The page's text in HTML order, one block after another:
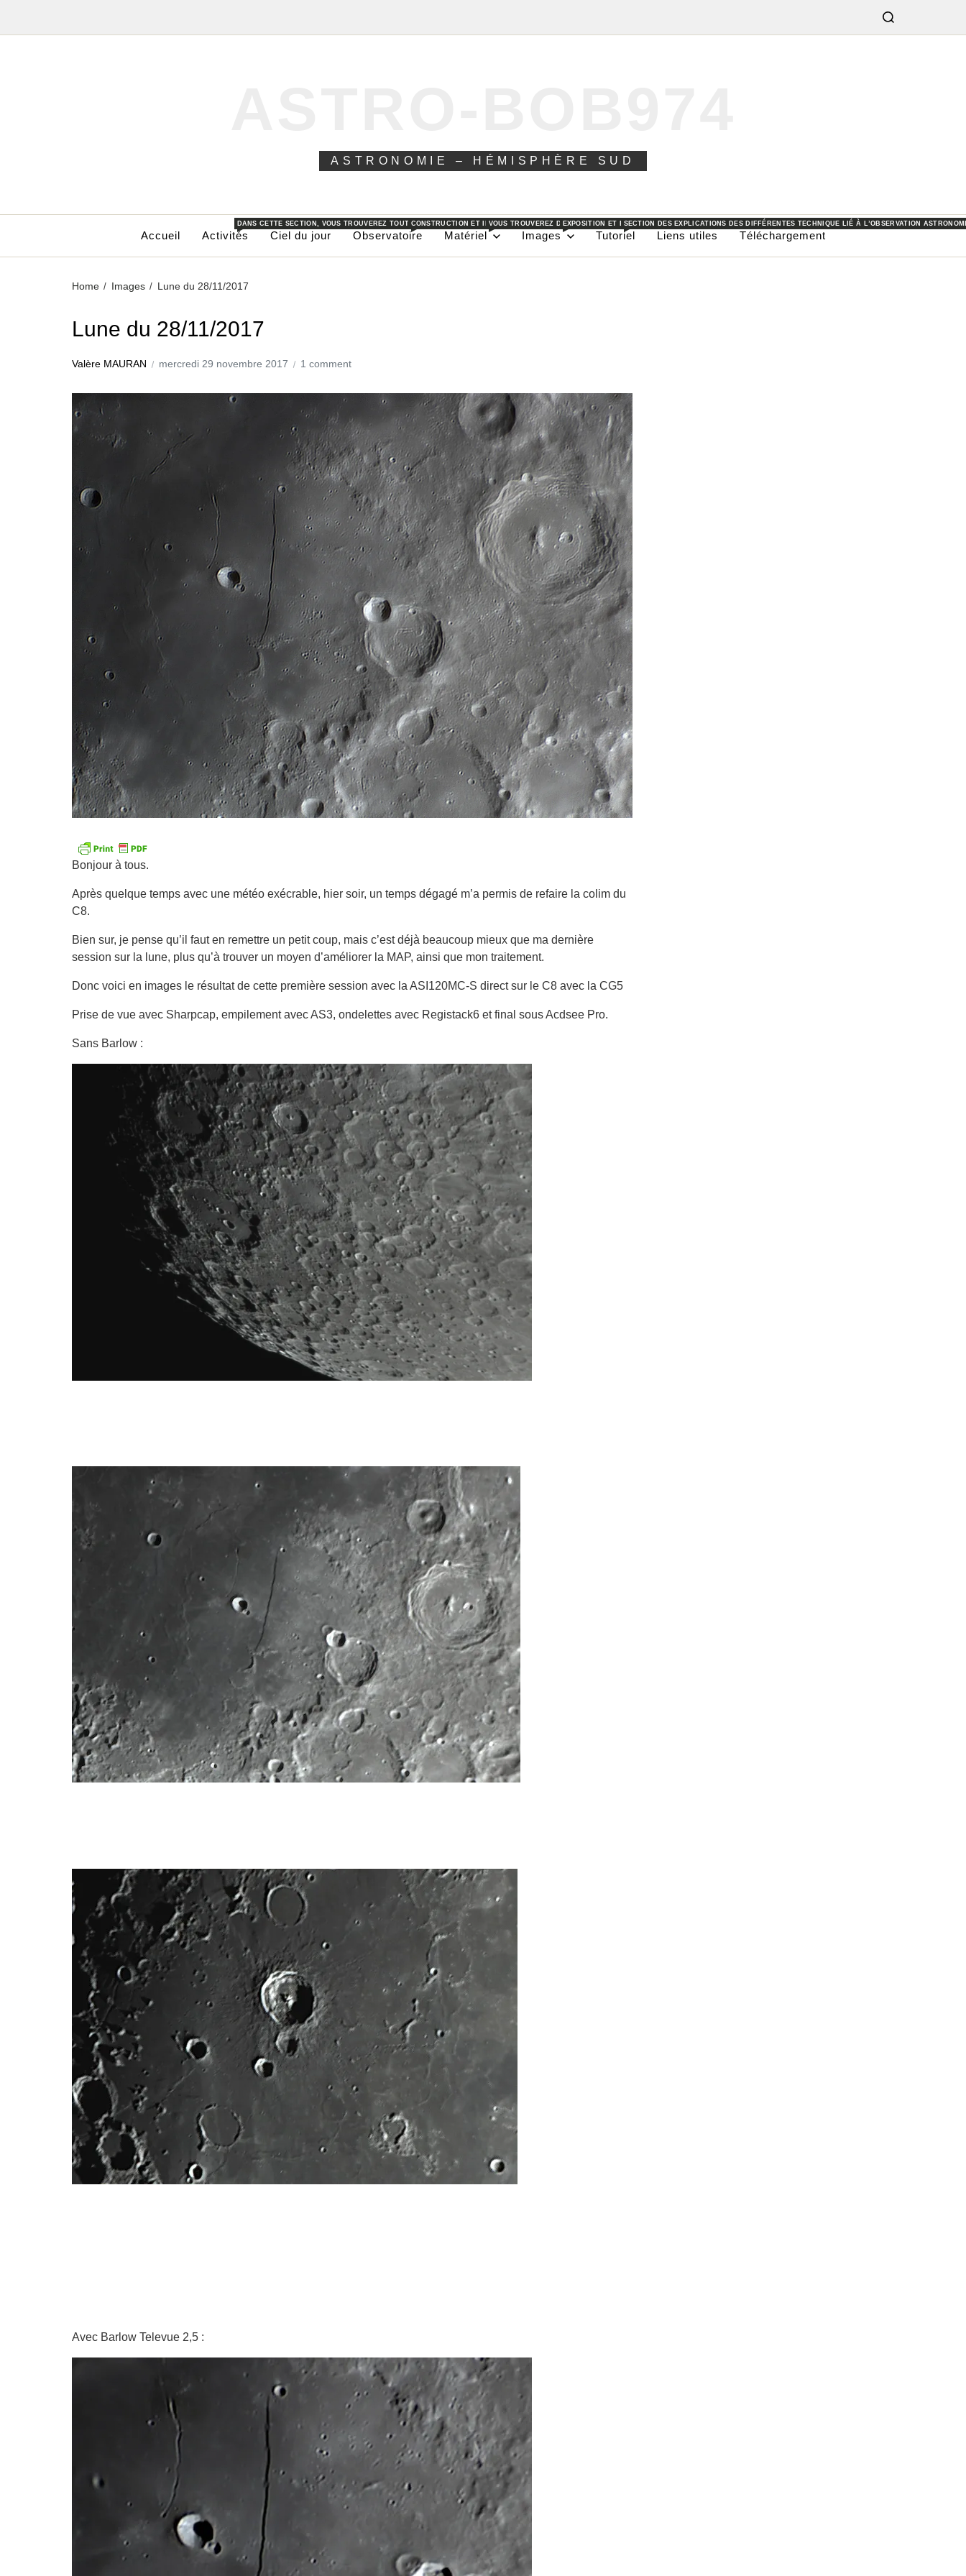
ASTRONOMIE – HÉMISPHÈRE SUD
Accueil Activités
DANS CETTE SECTION, VOUS TROUVEREZ TOUT CE QUE JE PEUX FAIRE DANS AU JOUR LE JOUR POUR L’ASTRONOMIE OU LES DIFFÉRENTES ACTIVITÉS PROPOSÉS PAR LES ASSOCIATIONS OU
Ciel du jour Observatoire
CONSTRUCTION ET INSTALLATION D’UN OBSERVATOIRE DANS LE JARDIN.
Matériel
VOUS TROUVEREZ DANS CES PAGES LES DIFFÉRENTS MATÉRIELS ET OUTILS UTILISÉS POUR LES PRISES DE VUE ET
Images
EXPOSITION ET EXPLICATION DES IMAGES OBTENUES AU COURS DES SOIRÉES D’OBSERVATIONS.
Tutoriel
SECTION DES EXPLICATIONS DES DIFFÉRENTES TECHNIQUE LIÉ À L’OBSERVATION
Liens utiles Téléchargement
Home Images Lune du 28/11/2017
Lune du 28/11/2017
Valère MAURAN mercredi 29 novembre 2017 1 comment
Bonjour à tous.
Après quelque temps avec une météo exécrable, hier soir, un temps dégagé m’a permis de refaire la colim du
C8.
Bien sur, je pense qu’il faut en remettre un petit coup, mais c’est déjà beaucoup mieux que ma dernière
session sur la lune, plus qu’à trouver un moyen d’améliorer la MAP, ainsi que mon traitement.
Donc voici en images le résultat de cette première session avec la ASI120MC-S direct sur le C8 avec la CG5
Prise de vue avec Sharpcap, empilement avec AS3, ondelettes avec Registack6 et final sous Acdsee Pro.
Sans Barlow :
Avec Barlow Televue 2,5 :